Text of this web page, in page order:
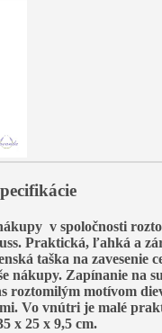
v spoločnosti
Praktická, ľahká a
taška na zavesenie
nákupy. Zapínanie na
s roztomilým motívom
. Vo vnútri je malé
x 25 x 9,5 cm.